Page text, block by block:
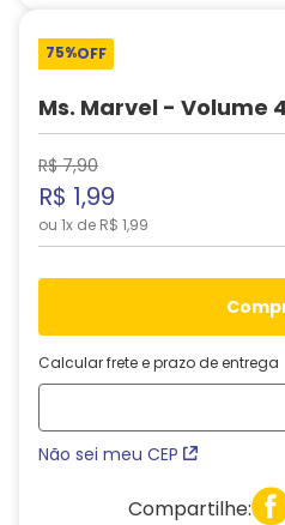
75%OFF
Ms. Marvel - Volume
R$ 7,90
R$ 1,99
ou 1x de R$ 1,99
Calcular frete e prazo de entrega
Não sei meu CEP
Compartilhe: